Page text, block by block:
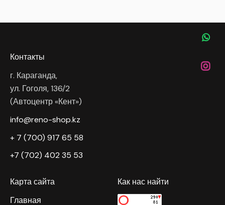
Контакты
г. Караганда,
ул. Гоголя, 136/2
(Автоцентр «Кент»)
info@reno-shop.kz
+ 7 (700) 917 65 58
+7 (702) 402 35 53
Карта сайта
Главная
Как нас найти